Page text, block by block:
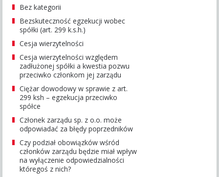
Bez kategorii
Bezskuteczność egzekucji wobec
spółki (art. 299 k.s.h.)
Cesja wierzytelności
Cesja wierzytelności względem
zadłużonej spółki a kwestia pozwu
przeciwko członkom jej zarządu
Ciężar dowodowy w sprawie z art.
299 ksh – egzekucja przeciwko
spółce
Członek zarządu sp. z o.o. może
odpowiadać za błędy poprzedników
Czy podział obowiązków wśród
członków zarządu będzie miał wpływ
na wyłączenie odpowiedzialności
któregoś z nich?